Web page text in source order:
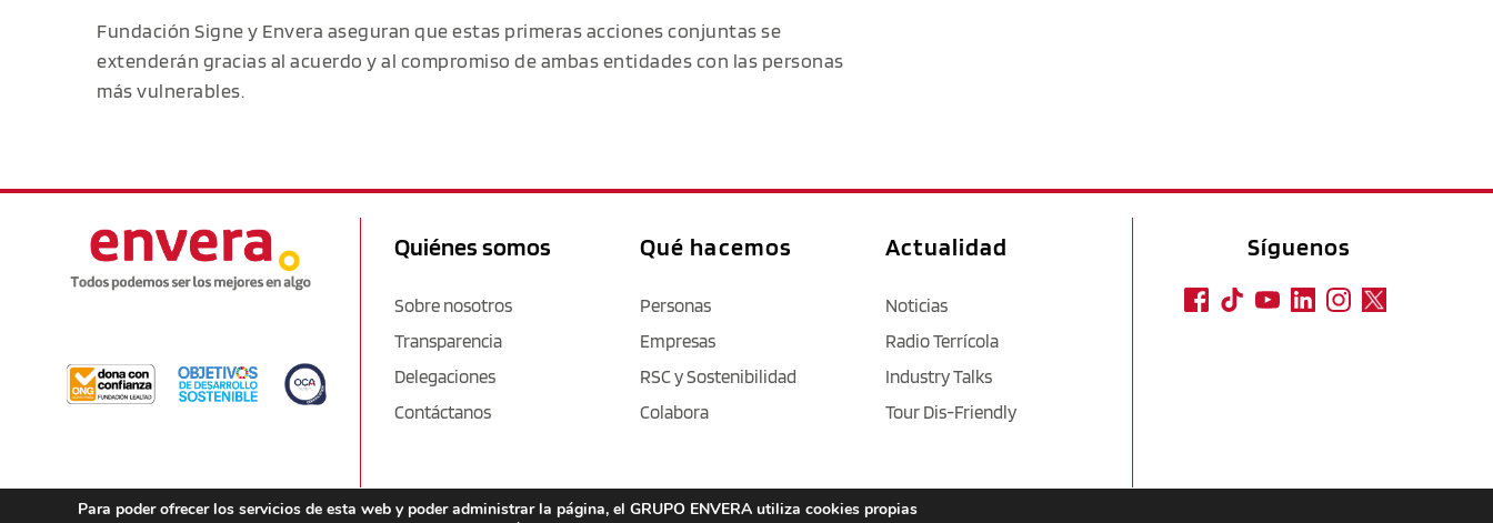
Fundación Signe y Envera aseguran que estas primeras acciones conjuntas se
extenderán gracias al acuerdo y al compromiso de ambas entidades con las personas
más vulnerables.
Quiénes somos
Sobre nosotros
Transparencia
Delegaciones
Contáctanos
Qué hacemos
Personas
Empresas
RSC y Sostenibilidad
Colabora
Actualidad
Noticias
Radio Terrícola
Industry Talks
Tour Dis-Friendly
Aviso legal / Política de privacidad / Cookies / Accesibilidad
Síguenos
Para poder ofrecer los servicios de esta web y poder administrar la página, el GRUPO ENVERA utiliza cookies propias